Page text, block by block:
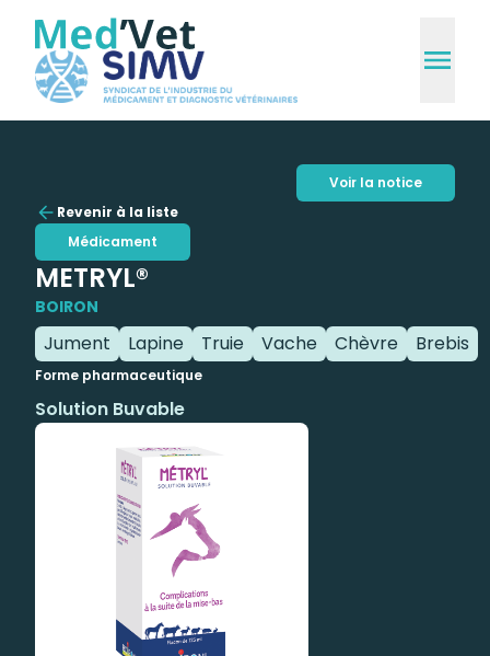
Revenir à la liste
Médicament
METRYL®
BOIRON
Jument Lapine Truie Vache Chèvre Brebis
Forme pharmaceutique
Solution Buvable
Voir la notice